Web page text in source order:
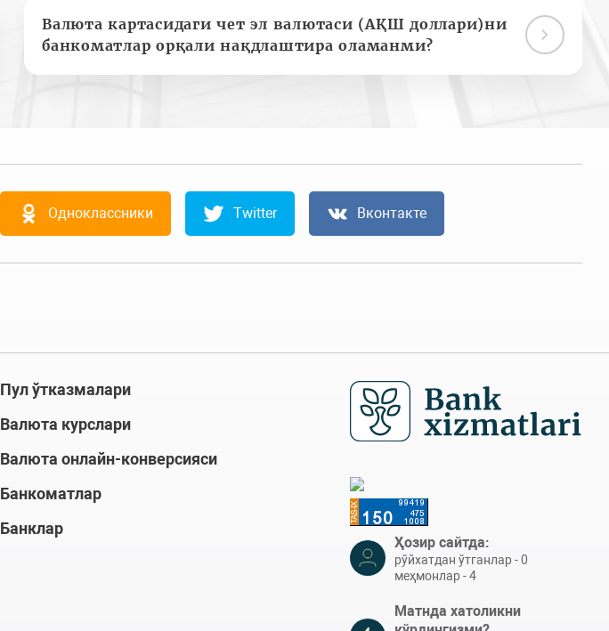
Валюта картасидаги чет эл валютаси (АҚШ доллари)ни
банкоматлар орқали нақдлаштира оламанми?
Одноклассники Twitter Вконтакте
Пул ўтказмалари
Валюта курслари
Валюта онлайн-конверсияси
Банкоматлар
Банклар
Ҳозир сайтда:
рўйхатдан ўтганлар - 0
меҳмонлар - 4
Матнда хатоликни